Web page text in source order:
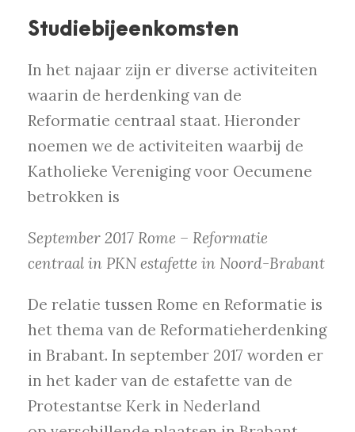
Studiebijeenkomsten
In het najaar zijn er diverse activiteiten
waarin de herdenking van de
Reformatie centraal staat. Hieronder
noemen we de activiteiten waarbij de
Katholieke Vereniging voor Oecumene
betrokken is
September 2017 Rome – Reformatie
centraal in PKN estafette in Noord-Brabant
De relatie tussen Rome en Reformatie is
het thema van de Reformatieherdenking
in Brabant. In september 2017 worden er
in het kader van de estafette van de
Protestantse Kerk in Nederland